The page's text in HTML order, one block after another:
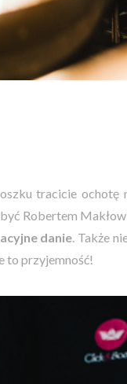
tracicie ochotę
Robertem
danie. Także
to przyjemność!